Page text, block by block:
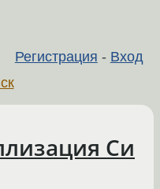
Регистрация - Вход
Си